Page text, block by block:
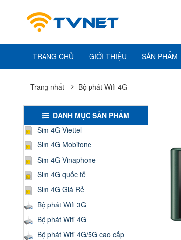
TRANG CHỦ GIỚI THIỆU SẢN PHẨM
Trang nhất Bộ phát Wifi 4G
DANH MỤC SẢN PHẨM
Sim 4G Viettel
Sim 4G Mobifone
Sim 4G Vinaphone
Sim 4G quốc tế
Sim 4G Giá Rẻ
Bộ phát Wifi 3G
Bộ phát Wifi 4G
Bộ phát Wifi 4G/5G cao cấp